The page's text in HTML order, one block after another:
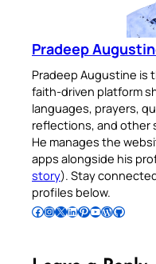
Pradeep
Pradeep Augustine is
faith-driven platform
languages, prayers,
reflections, and other
He manages the
apps alongside his
story). Stay
profiles below.
Follow Pradeep on Facebook Follow Pradeep on InstagramFollow Pradeep on X Follow Pradeep on LinkedIn Follow Pradeep on Pinterest Subscribe to Pradeep’s Youtube Channel Follow Pradeep on WordPress Follow Pradeep on GitHub